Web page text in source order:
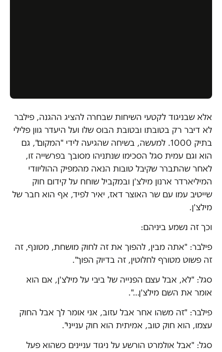
אלא שבניגוד לקטעי השיחות שבחרה להציג ההגנה, פילבר
לא דיבר רק בטובתו ובטובת הבוס שלו ועל היעדר גוון פלילי
בתיק 1000. למעשה, בשיחה שהגיעה לידי "המקום", גם
הוא וגם עמית סגל הסכימו שנתניהו מסובך בפרשייה זו,
לאחר שהתברר שקיבל טובות הנאה מהמפיק ההוליוודי
המיליארדר ארנון מילצ'ן ובמקביל שוחח על קידום חוק
שייטיב עמו עם שר האוצר דאז, יאיר לפיד, אף הוא חבר של
מילצ'ן.
וכך זה נשמע ביניהם:
פילבר: "אתה מבין, להפוך את זה לחוק מושחת, מטונף, זה
זה פשוט מטורף לחלוטין, זה בדיוק הפוך".
סגל: "לא, אבל עצם הפנייה של ביבי על מילצ'ן, אם הוא
אומר את השם מילצ'ן…".
פילבר: "זה משהו אחר אבל עזוב, אני אומר לך אבל החוק
עצמו, הוא חוק טוב, אמיתית הוא חוק ענייני".
סגל: "אבל אולמרט הורשע על ניגוד עניינים כשהוא פעל